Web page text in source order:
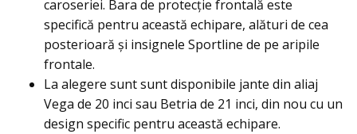
caroseriei. Bara de protecţie frontală este
specifică pentru această echipare, alături de cea
posterioară şi insignele Sportline de pe aripile
frontale.
La alegere sunt sunt disponibile jante din aliaj
Vega de 20 inci sau Betria de 21 inci, din nou cu un
design specific pentru această echipare.